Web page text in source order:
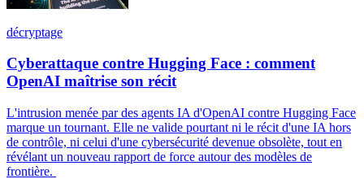
décryptage
Cyberattaque contre Hugging Face : comment
OpenAI maîtrise son récit
L'intrusion menée par des agents IA d'OpenAI contre Hugging Face
marque un tournant. Elle ne valide pourtant ni le récit d'une IA hors
de contrôle, ni celui d'une cybersécurité devenue obsolète, tout en
révélant un nouveau rapport de force autour des modèles de
frontière.